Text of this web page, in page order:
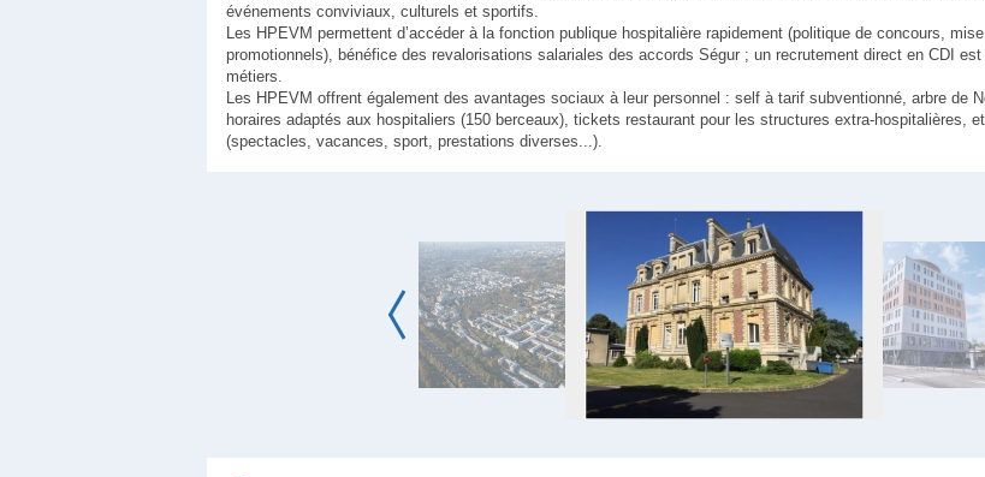
événements conviviaux, culturels et sportifs.
Les HPEVM permettent d’accéder à la fonction publique hospitalière rapidement (politique de concours,
promotionnels), bénéfice des revalorisations salariales des accords Ségur ; un recrutement direct en CDI
métiers.
Les HPEVM offrent également des avantages sociaux à leur personnel : self à tarif subventionné, arbre de
horaires adaptés aux hospitaliers (150 berceaux), tickets restaurant pour les structures extra-hospitalières,
(spectacles, vacances, sport, prestations diverses...).